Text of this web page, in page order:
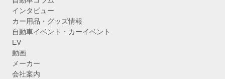
インタビュー
カー用品・グッズ情報
自動車イベント・カーイベント
EV
動画
メーカー
会社案内